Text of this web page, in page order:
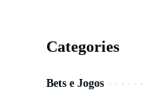
Categories
Bets e Jogos